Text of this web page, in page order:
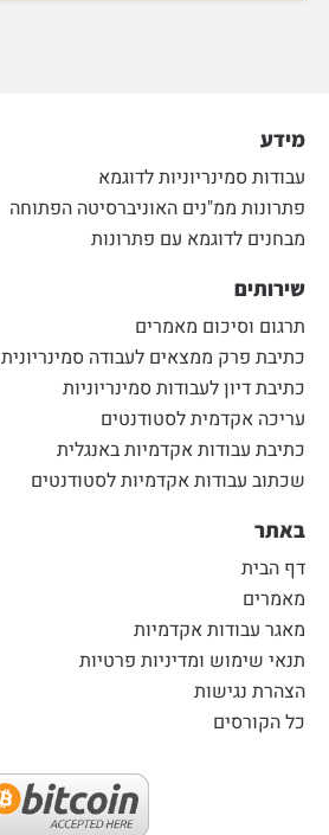
מידע
עבודות סמינריוניות לדוגמא
פתרונות ממ"נים האוניברסיטה הפתוחה
מבחנים לדוגמא עם פתרונות
שירותים
תרגום וסיכום מאמרים
כתיבת פרק ממצאים לעבודה סמינריונית
כתיבת דיון לעבודות סמינריוניות
עריכה אקדמית לסטודנטים
כתיבת עבודות אקדמיות באנגלית
שכתוב עבודות אקדמיות לסטודנטים
באתר
דף הבית
מאמרים
מאגר עבודות אקדמיות
תנאי שימוש ומדיניות פרטיות
הצהרת נגישות
כל הקורסים